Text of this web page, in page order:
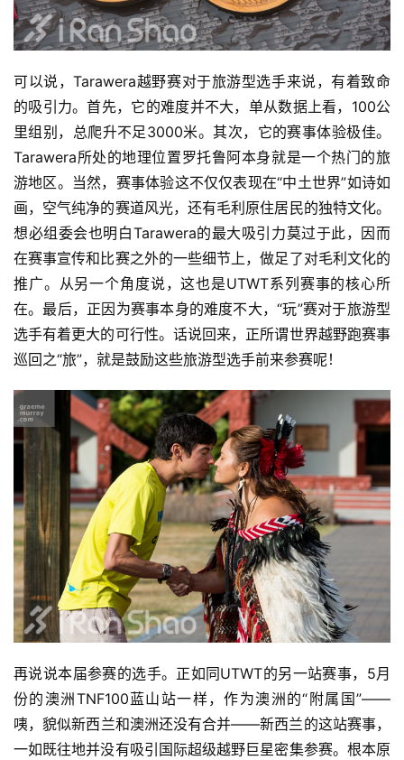
可以说，Tarawera越野赛对于旅游型选手来说，有着致命
的吸引力。首先，它的难度并不大，单从数据上看，100公
里组别，总爬升不足3000米。其次，它的赛事体验极佳。
Tarawera所处的地理位置罗托鲁阿本身就是一个热门的旅
游地区。当然，赛事体验这不仅仅表现在“中土世界”如诗如
画，空气纯净的赛道风光，还有毛利原住居民的独特文化。
想必组委会也明白Tarawera的最大吸引力莫过于此，因而
在赛事宣传和比赛之外的一些细节上，做足了对毛利文化的
推广。从另一个角度说，这也是UTWT系列赛事的核心所
在。最后，正因为赛事本身的难度不大，“玩”赛对于旅游型
选手有着更大的可行性。话说回来，正所谓世界越野跑赛事
巡回之“旅”，就是鼓励这些旅游型选手前来参赛呢！
再说说本届参赛的选手。正如同UTWT的另一站赛事，5月
份的澳洲TNF100蓝山站一样，作为澳洲的“附属国”——
咦，貌似新西兰和澳洲还没有合并——新西兰的这站赛事，
一如既往地并没有吸引国际超级越野巨星密集参赛。根本原